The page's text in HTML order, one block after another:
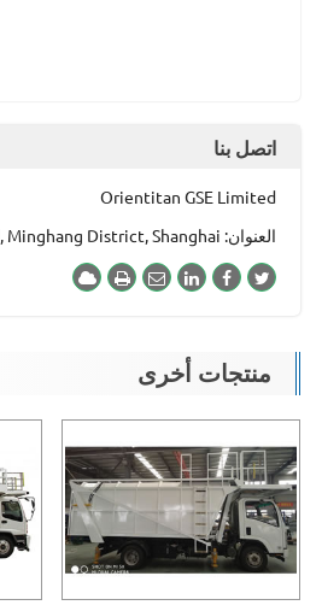
اتصل بنا
Orientitan GSE Limited
العنوان: No.28, Yuanwen Rd, Minghang District, Shanghai
منتجات أخرى